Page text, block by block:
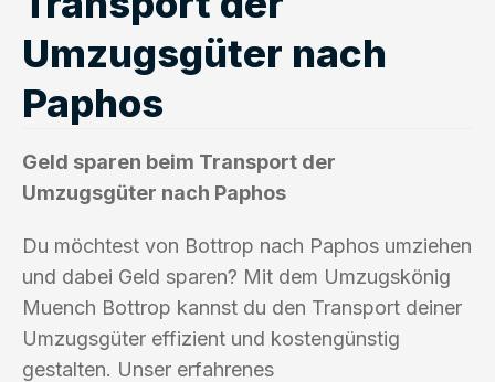
Umzugsgüter nach
Paphos
Geld sparen beim Transport der
Umzugsgüter nach Paphos
Du möchtest von Bottrop nach Paphos umziehen
und dabei Geld sparen? Mit dem Umzugskönig
Muench Bottrop kannst du den Transport deiner
Umzugsgüter effizient und kostengünstig
gestalten. Unser erfahrenes